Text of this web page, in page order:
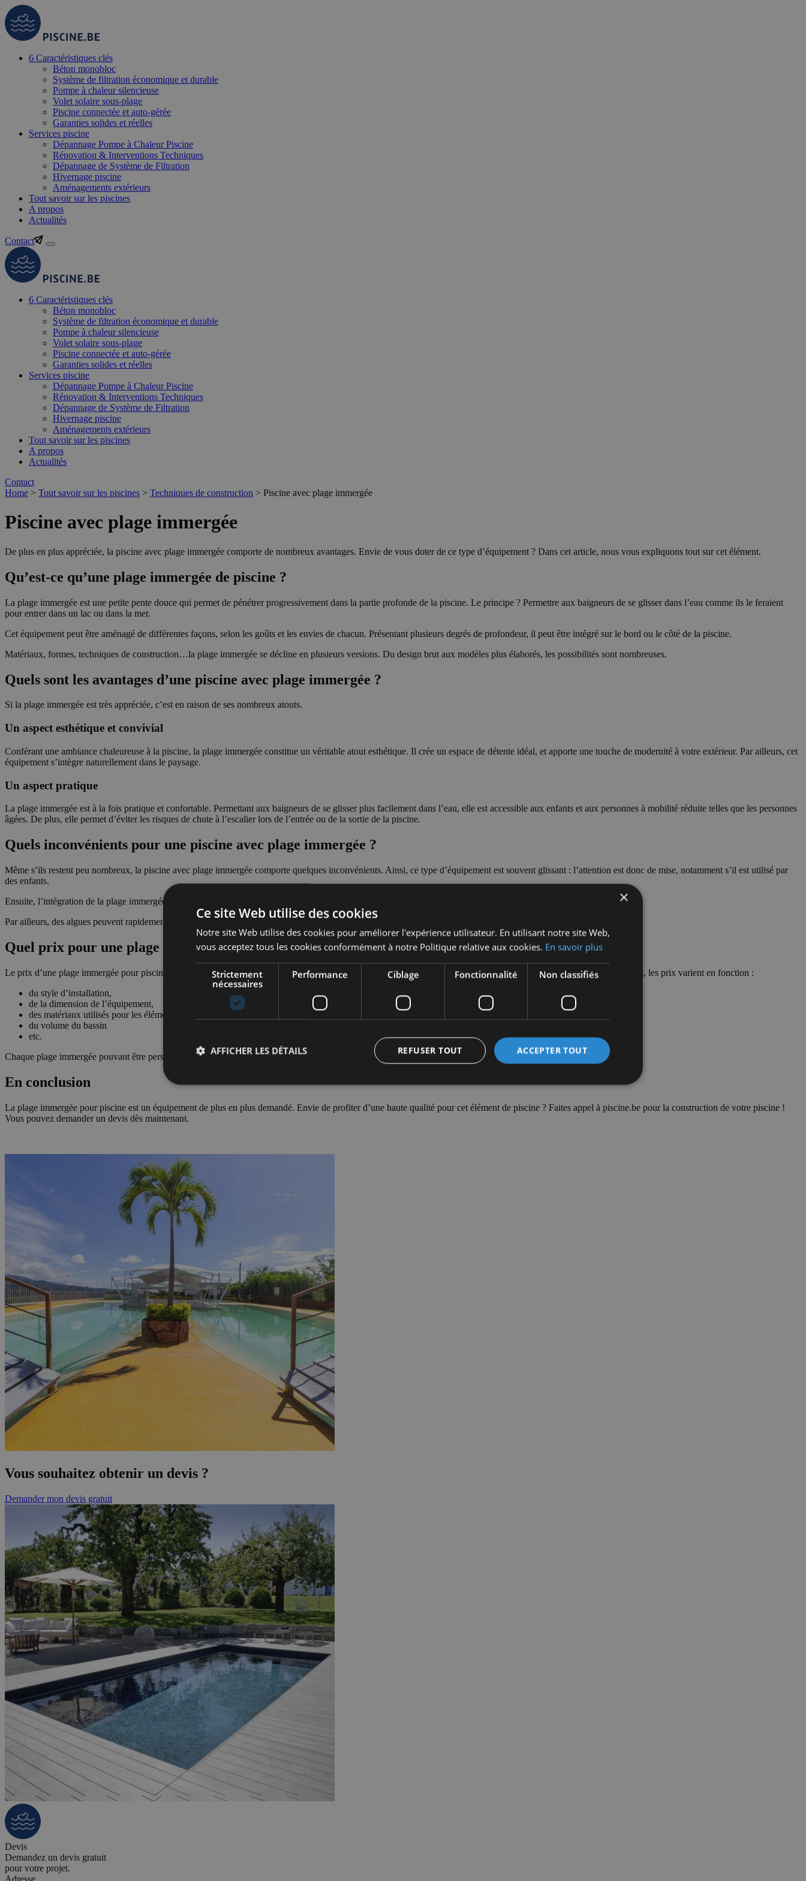
6 Caractéristiques clés
Béton monobloc
Système de filtration économique et durable
Pompe à chaleur silencieuse
Volet solaire sous-plage
Piscine connectée et auto-gérée
Garanties solides et réelles
Services piscine
Dépannage Pompe à Chaleur Piscine
Rénovation & Interventions Techniques
Dépannage de Système de Filtration
Hivernage piscine
Aménagements extérieurs
Tout savoir sur les piscines
A propos
Actualités
Contact
6 Caractéristiques clés
Béton monobloc
Système de filtration économique et durable
Pompe à chaleur silencieuse
Volet solaire sous-plage
Piscine connectée et auto-gérée
Garanties solides et réelles
Services piscine
Dépannage Pompe à Chaleur Piscine
Rénovation & Interventions Techniques
Dépannage de Système de Filtration
Hivernage piscine
Aménagements extérieurs
Tout savoir sur les piscines
A propos
Actualités
Contact
Home > Tout savoir sur les piscines > Techniques de construction > Piscine avec plage immergée
Piscine avec plage immergée
De plus en plus appréciée, la piscine avec plage immergée comporte de nombreux avantages. Envie de vous doter de ce type d’équipement ? Dans cet article, nous vous expliquons tout sur cet élément.
Qu’est-ce qu’une plage immergée de piscine ?
La plage immergée est une petite pente douce qui permet de pénétrer progressivement dans la partie profonde de la piscine. Le principe ? Permettre aux baigneurs de se glisser dans l’eau comme ils le feraient
pour entrer dans un lac ou dans la mer.
Cet équipement peut être aménagé de différentes façons, selon les goûts et les envies de chacun. Présentant plusieurs degrés de profondeur, il peut être intégré sur le bord ou le côté de la piscine.
Matériaux, formes, techniques de construction…la plage immergée se décline en plusieurs versions. Du design brut aux modèles plus élaborés, les possibilités sont nombreuses.
Quels sont les avantages d’une piscine avec plage immergée ?
Si la plage immergée est très appréciée, c’est en raison de ses nombreux atouts.
Un aspect esthétique et convivial
Conférant une ambiance chaleureuse à la piscine, la plage immergée constitue un véritable atout esthétique. Il crée un espace de détente idéal, et apporte une touche de modernité à votre extérieur. Par ailleurs, cet
équipement s’intègre naturellement dans le paysage.
Un aspect pratique
La plage immergée est à la fois pratique et confortable. Permettant aux baigneurs de se glisser plus facilement dans l’eau, elle est accessible aux enfants et aux personnes à mobilité réduite telles que les personnes
âgées. De plus, elle permet d’éviter les risques de chute à l’escalier lors de l’entrée ou de la sortie de la piscine.
Quels inconvénients pour une piscine avec plage immergée ?
Même s’ils restent peu nombreux, la piscine avec plage immergée comporte quelques inconvénients. Ainsi, ce type d’équipement est souvent glissant : l’attention est donc de mise, notamment s’il est utilisé par
des enfants.
Ensuite, l’intégration de la plage immergée s’avère plus coûteuse que celle d’un escalier. En effet, cet équipement est plus complexe à installer et à personnaliser.
Par ailleurs, des algues peuvent rapidement se former sur la plage immergée. Pour éviter tout problème, il faut donc veiller à l’entretien récurrent de cet équipement.
Quel prix pour une plage immergée ?
Le prix d’une plage immergée pour piscine dépend de plusieurs critères. L’installation doit, entre autres, tenir compte des contraintes architecturales du bassin. Par ailleurs, les prix varient en fonction :
du style d’installation,
de la dimension de l’équipement,
des matériaux utilisés pour les éléments de construction,
du volume du bassin
etc.
Chaque plage immergée pouvant être personnalisée, mieux vaut donc demander un devis pour avoir une estimation correcte.
En conclusion
La plage immergée pour piscine est un équipement de plus en plus demandé. Envie de profiter d’une haute qualité pour cet élément de piscine ? Faites appel à piscine.be pour la construction de votre piscine !
Vous pouvez demander un devis dès maintenant.
Vous souhaitez obtenir un devis ?
Demander mon devis gratuit
Devis
Demandez un devis gratuit
pour votre projet.
×
Ce site Web utilise des cookies
Notre site Web utilise des cookies pour améliorer l'expérience utilisateur. En utilisant notre site Web,
vous acceptez tous les cookies conformément à notre Politique relative aux cookies. En savoir plus
Strictement
nécessaires
Performance Ciblage Fonctionnalité Non classifiés
ACCEPTER TOUT
REFUSER TOUT
AFFICHER LES DÉTAILS